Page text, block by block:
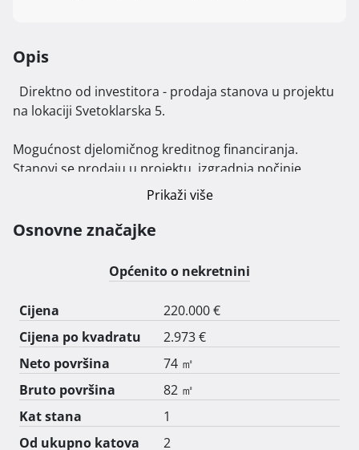
Opis
na lokaciji Svetoklarska 5.
Mogućnost djelomičnog kreditnog financiranja.
Stanovi se prodaju u projektu, izgradnja počinje
Cijelu ponudu na ovoj lokaciji mozete vidjeti na nasem
webu sins-projekti.com
Sve detalje i tlocrt mozete vidjeti na sins-projekti.com
Prikaži više
Osnovne značajke
Općenito o nekretnini
Cijena
220.000 €
Cijena po kvadratu
2.973 €
Neto površina
74 ㎡
Bruto površina
82 ㎡
Kat stana
1
Od ukupno katova
2